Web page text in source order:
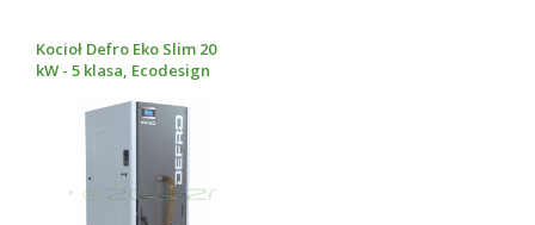
Kocioł Defro Eko Slim 20
kW - 5 klasa, Ecodesign